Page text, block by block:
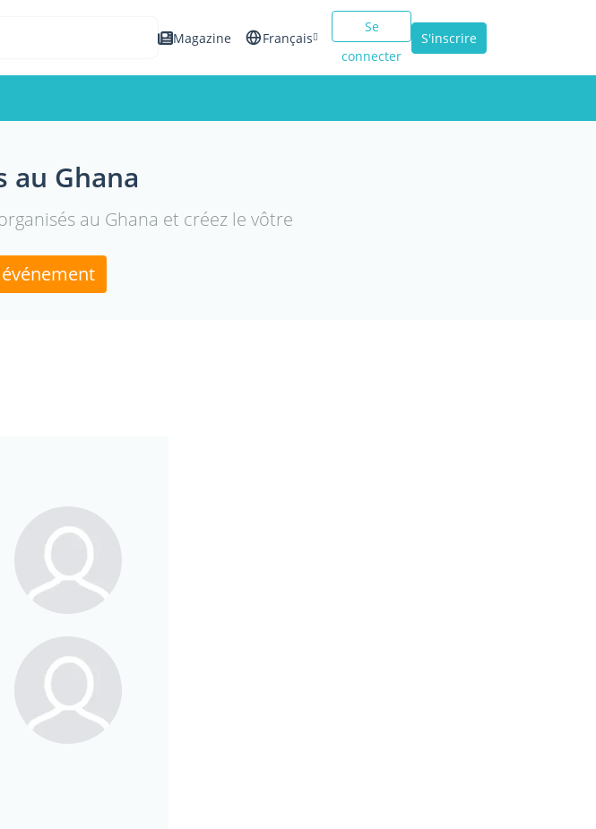
Magazine Français
Se
connecter
S'inscrire
au Ghana
au Ghana et créez le vôtre